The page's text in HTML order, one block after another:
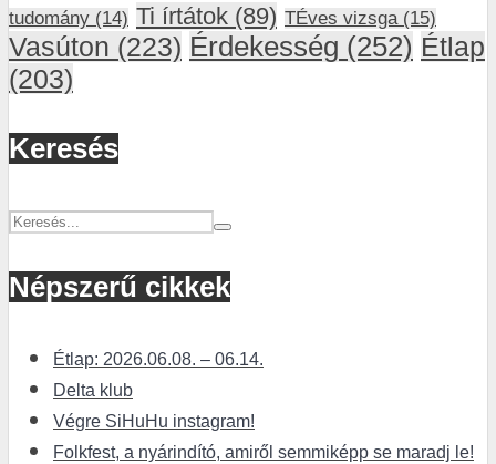
tudomány (14) Ti írtátok (89) TÉves vizsga(15)
Vasúton (223) Érdekesség (252) Étlap
(203)
Keresés
Népszerű cikkek
Étlap: 2026.06.08. – 06.14.
Delta klub
Végre SiHuHu instagram!
Folkfest, a nyárindító, amiről semmiképp se maradj le!